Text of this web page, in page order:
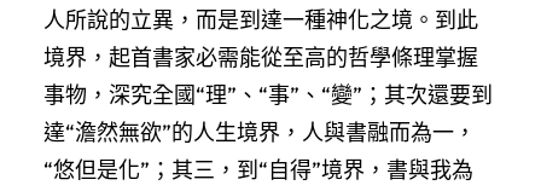
人所說的立異，而是到達一種神化之境。到此
境界，起首書家必需能從至高的哲學條理掌握
事物，深究全國“理”、“事”、“變”；其次還要到
達“澹然無欲”的人生境界，人與書融而為一，
“悠但是化”；其三，到“自得”境界，書與我為